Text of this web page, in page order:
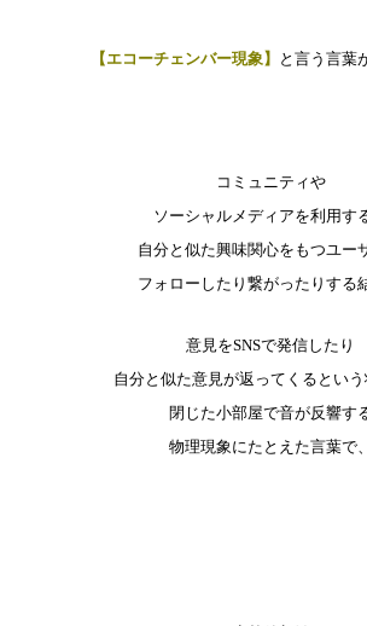
【エコーチェンバー現象】 と言う言葉
コミュニティや
ソーシャルメディアを利用す
自分と似た興味関心をもつユー
フォローしたり繋がったりする
意見をSNSで発信したり
自分と似た意見が返ってくるという
閉じた小部屋で音が反響す
物理現象にたとえた言葉で、